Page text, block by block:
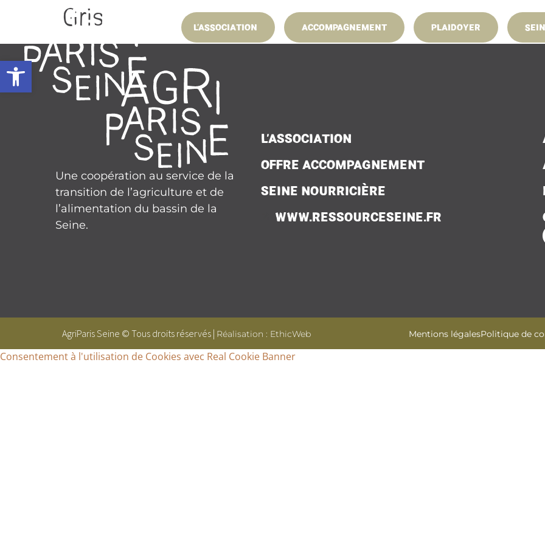
Ouvrir la barre d’outils
L’ASSOCIATION ACCOMPAGNEMENT PLAIDOYER
24 févr. 2025au 25 févr. 2025
AgriParis Seine au Salon International de l’Agriculture
Gris
Une coopération au service de la
transition de l’agriculture et de
l’alimentation du bassin de la
Seine.
L'ASSOCIATION
OFFRE ACCOMPAGNEMENT
SEINE NOURRICIÈRE
WWW.RESSOURCESEINE.FR
AgriParis Seine © Tous droits réservés | Réalisation : EthicWeb Mentions légalesPolitique de
Consentement à l'utilisation de Cookies avec Real Cookie Banner